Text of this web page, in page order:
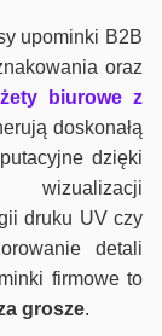
upominki B2B
oraz
biurowe z
doskonałą
dzięki
druku UV czy
detali
firmowe to
grosze.